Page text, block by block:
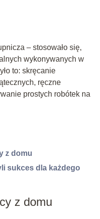
– stosowało się,
wykonywanych w
to: skręcanie
ręczne
prostych robótek na
z domu
sukces dla każdego
z domu